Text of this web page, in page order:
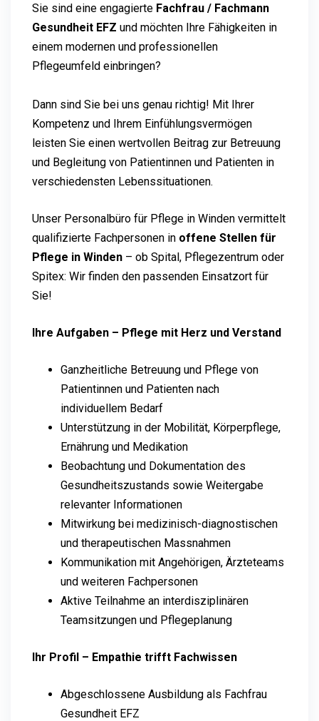
Sie sind eine engagierte Fachfrau / Fachmann
Gesundheit EFZ und möchten Ihre Fähigkeiten in
einem modernen und professionellen
Pflegeumfeld einbringen?
Dann sind Sie bei uns genau richtig! Mit Ihrer
Kompetenz und Ihrem Einfühlungsvermögen
leisten Sie einen wertvollen Beitrag zur Betreuung
und Begleitung von Patientinnen und Patienten in
verschiedensten Lebenssituationen.
Unser Personalbüro für Pflege in Winden vermittelt
qualifizierte Fachpersonen in offene Stellen für
Pflege in Winden – ob Spital, Pflegezentrum oder
Spitex: Wir finden den passenden Einsatzort für
Sie!
Ihre Aufgaben – Pflege mit Herz und Verstand
Ganzheitliche Betreuung und Pflege von
Patientinnen und Patienten nach
individuellem Bedarf
Unterstützung in der Mobilität, Körperpflege,
Ernährung und Medikation
Beobachtung und Dokumentation des
Gesundheitszustands sowie Weitergabe
relevanter Informationen
Mitwirkung bei medizinisch-diagnostischen
und therapeutischen Massnahmen
Kommunikation mit Angehörigen, Ärzteteams
und weiteren Fachpersonen
Aktive Teilnahme an interdisziplinären
Teamsitzungen und Pflegeplanung
Ihr Profil – Empathie trifft Fachwissen
Abgeschlossene Ausbildung als Fachfrau
Gesundheit EFZ